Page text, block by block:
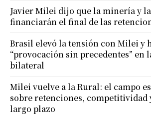
Javier Milei dijo que la minería y
financiarán el final de las
Brasil elevó la tensión con Milei y
“provocación sin precedentes” en
bilateral
Milei vuelve a la Rural: el campo
sobre retenciones, competitividad
largo plazo